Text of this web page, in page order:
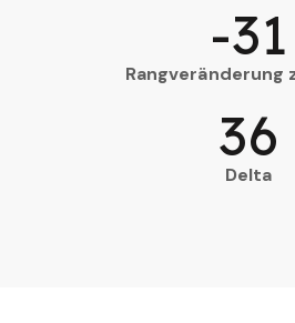
Rangveränderung
-31
Delta
36